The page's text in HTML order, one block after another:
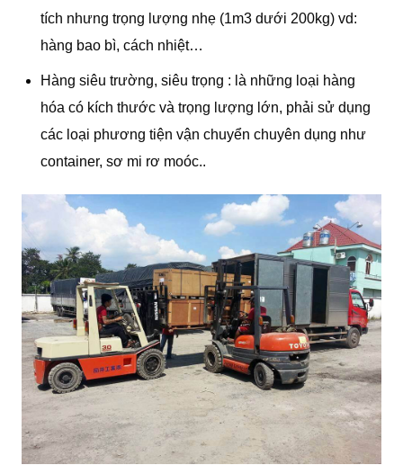
tích nhưng trọng lượng nhẹ (1m3 dưới 200kg) vd:
hàng bao bì, cách nhiệt…
Hàng siêu trường, siêu trọng : là những loại hàng
hóa có kích thước và trọng lượng lớn, phải sử dụng
các loại phương tiện vận chuyển chuyên dụng như
container, sơ mi rơ moóc..